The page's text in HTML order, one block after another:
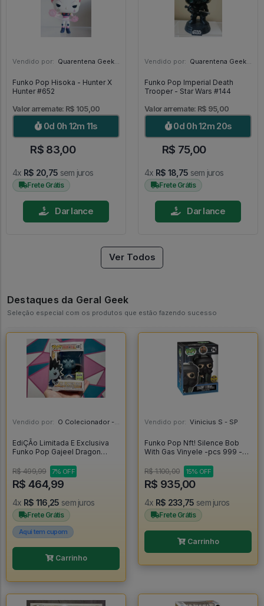
Vendido por: Quarentena Geek Store - SP
Funko Pop Hisoka - Hunter X
Hunter #652
Valor arremate: R$ 105,00
0d 0h 12m 9s
R$ 83,00
4x R$ 20,75 sem juros
Frete Grátis
Dar lance
Vendido por: Quarentena Geek Store - SP
Funko Pop Imperial Death
Trooper - Star Wars #144
Valor arremate: R$ 95,00
0d 0h 12m 18s
R$ 75,00
4x R$ 18,75 sem juros
Frete Grátis
Dar lance
Ver Todos
Destaques da Geral Geek
Seleção especial com os produtos que estão fazendo sucesso
Vendido por: O Colecionador - SP
EdiÇÃo Limitada E Exclusiva
Funko Pop Gajeel Dragon
R$ 499,99
7% OFF
R$ 464,99
4x R$ 116,25 sem juros
Frete Grátis
Aqui tem cupom
Carrinho
Vendido por: Vinicius S - SP
Funko Pop Nft! Silence Bob
With Gas Vinyele -pcs 999 -
R$ 1.100,00
15% OFF
R$ 935,00
4x R$ 233,75 sem juros
Frete Grátis
Carrinho